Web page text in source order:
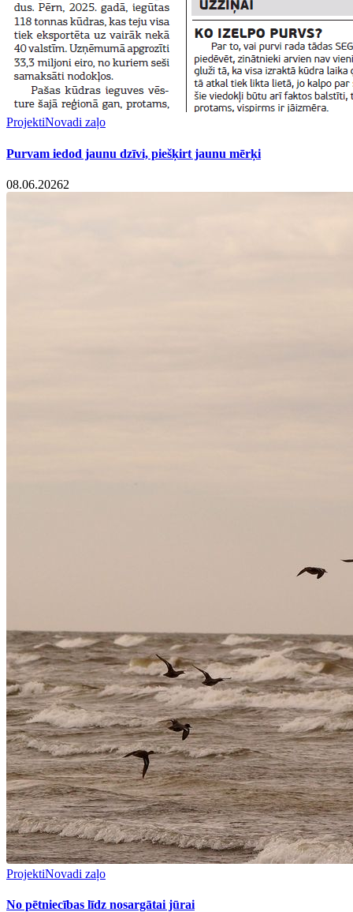
ProjektiNovadi zaļo
Purvam iedod jaunu dzīvi, piešķirt jaunu mērķi
08.06.20262
ProjektiNovadi zaļo
No pētniecības līdz nosargātai jūrai